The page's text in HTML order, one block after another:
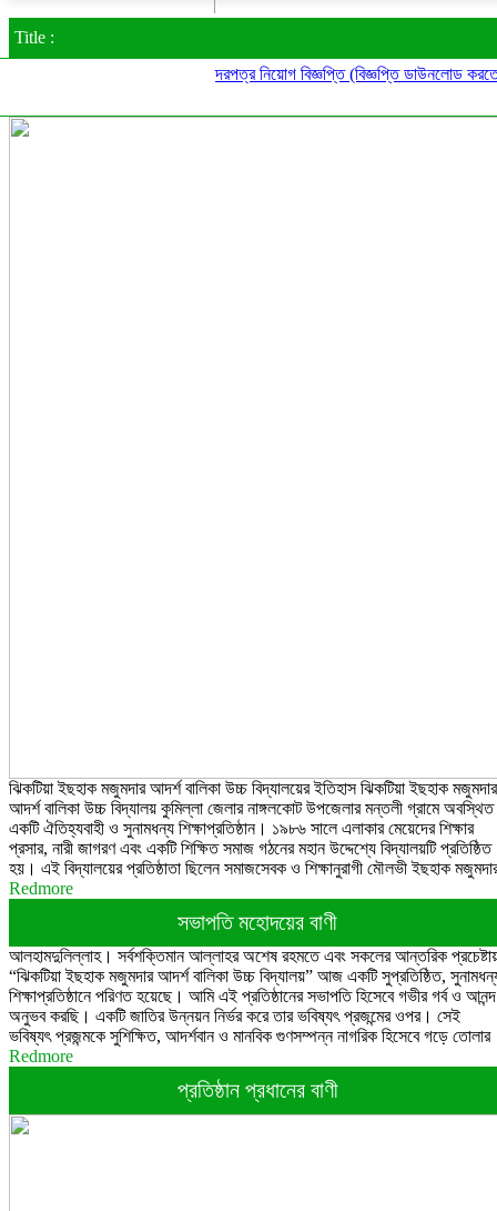
Title :
দরপত্রনিয়োগ বিজ্ঞপ্তি (বিজ্ঞপ্তি ডাউনলোড করতে
ঝিকটিয়া ইছহাক মজুমদার আদর্শ বালিকা উচ্চ বিদ্যালয়ের ইতিহাস ঝিকটিয়া ইছহাক মজুমদার
আদর্শ বালিকা উচ্চ বিদ্যালয় কুমিল্লা জেলার নাঙ্গলকোট উপজেলার মন্তলী গ্রামে অবস্থিত
একটি ঐতিহ্যবাহী ও সুনামধন্য শিক্ষাপ্রতিষ্ঠান। ১৯৮৬ সালে এলাকার মেয়েদের শিক্ষার
প্রসার, নারী জাগরণ এবং একটি শিক্ষিত সমাজ গঠনের মহান উদ্দেশ্যে বিদ্যালয়টি প্রতিষ্ঠিত
হয়। এই বিদ্যালয়ের প্রতিষ্ঠাতা ছিলেন সমাজসেবক ও শিক্ষানুরাগী মৌলভী ইছহাক
Redmore
সভাপতি মহোদয়ের বাণী
আলহামদুলিল্লাহ। সর্বশক্তিমান আল্লাহর অশেষ রহমতে এবং সকলের আন্তরিক
“ঝিকটিয়া ইছহাক মজুমদার আদর্শ বালিকা উচ্চ বিদ্যালয়” আজ একটি সুপ্রতিষ্ঠিত,
শিক্ষাপ্রতিষ্ঠানে পরিণত হয়েছে। আমি এই প্রতিষ্ঠানের সভাপতি হিসেবে গভীর গর্ব ও আনন্দ
অনুভব করছি। একটি জাতির উন্নয়ন নির্ভর করে তার ভবিষ্যৎ প্রজন্মের ওপর। সেই
ভবিষ্যৎ প্রজন্মকে সুশিক্ষিত, আদর্শবান ও মানবিক গুণসম্পন্ন নাগরিক হিসেবে গড়ে তোলার
Redmore
প্রতিষ্ঠান প্রধানের বাণী